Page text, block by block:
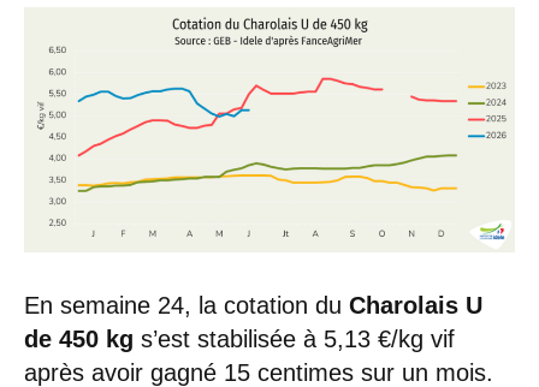
En semaine 24, la cotation du Charolais U
de 450 kg s’est stabilisée à 5,13 €/kg vif
après avoir gagné 15 centimes sur un mois.